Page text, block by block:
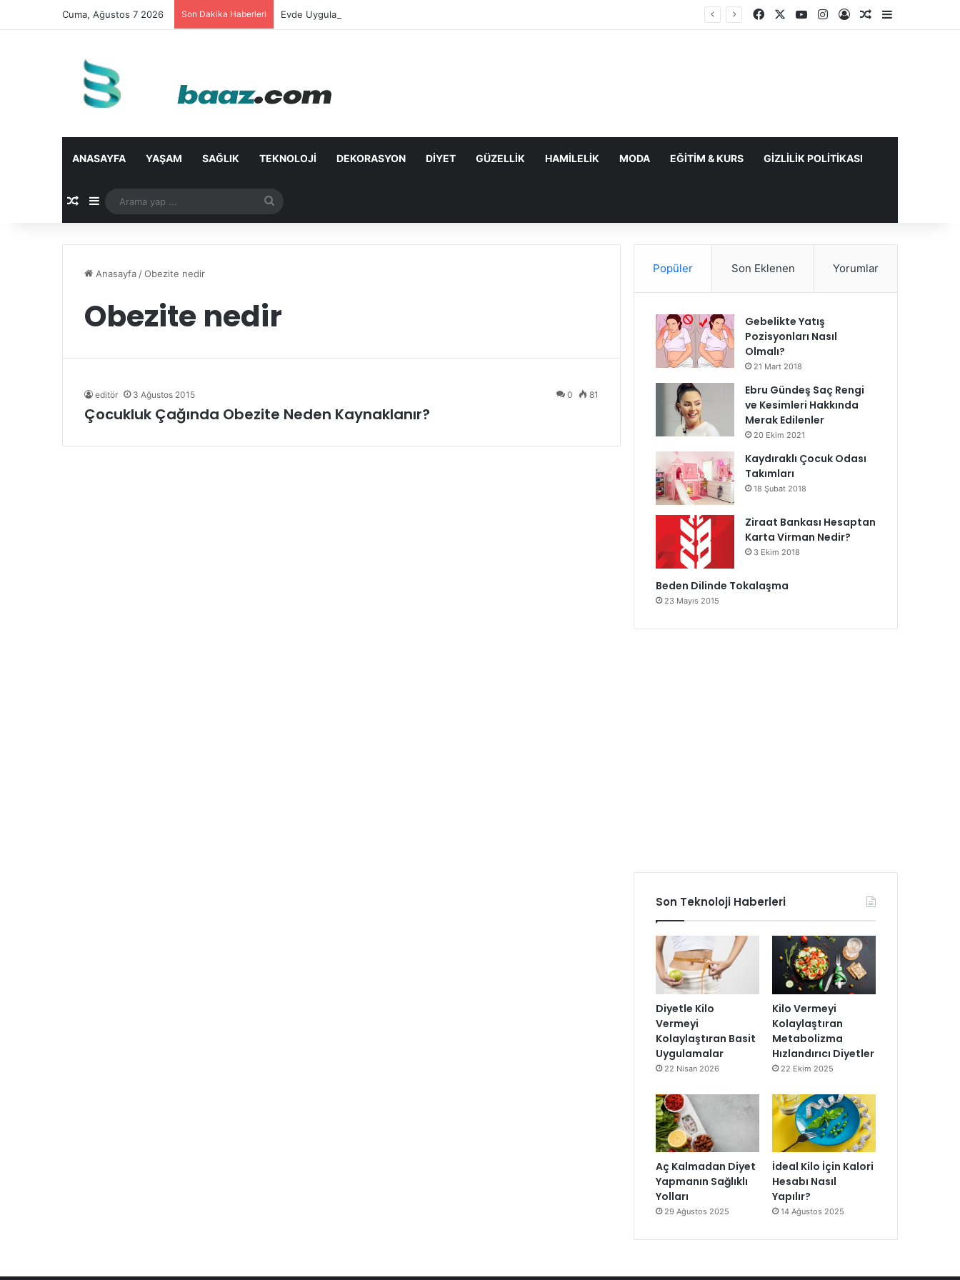
Cuma, Ağustos 7 2026 Son Dakika Haberleri Evde Uygulanabilecek Leke Karşıtı Maskeler FacebookYouTubeInstagram
Kayıt OlRastgele Makale
Kenar
ANASAYFA YAŞAM SAĞLIK TEKNOLOJI DEKORASYON DIYET GÜZELLIK HAMILELIK MODA EĞITIM & KURS GIZLILIK POLITIKASI
Rastgele Makale
Kenar Bölmesi
yap
Anasayfa /Obezite nedir
Obezite nedir
editör 3 Ağustos 2015 0 81
Çocukluk Çağında Obezite Neden Kaynaklanır?
Popüler Son Eklenen Yorumlar
Gebelikte Yatış
Pozisyonları Nasıl
Olmalı?
21 Mart 2018
Ebru Gündeş Saç Rengi
ve Kesimleri Hakkında
Merak Edilenler
20 Ekim 2021
Kaydıraklı Çocuk Odası
Takımları
18 Şubat 2018
Ziraat Bankası Hesaptan
Karta Virman Nedir?
3 Ekim 2018
Beden Dilinde Tokalaşma
23 Mayıs 2015
Son Teknoloji Haberleri
Diyetle Kilo
Vermeyi
Kolaylaştıran Basit
Uygulamalar
22 Nisan 2026
Kilo Vermeyi
Kolaylaştıran
Metabolizma
Hızlandırıcı Diyetler
22 Ekim 2025
Aç Kalmadan Diyet
Yapmanın Sağlıklı
Yolları
29 Ağustos 2025
İdeal Kilo İçin Kalori
Hesabı Nasıl
Yapılır?
14 Ağustos 2025